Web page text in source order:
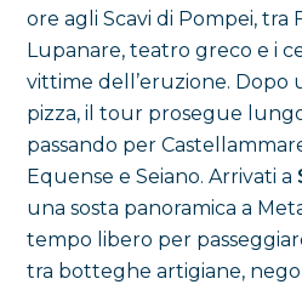
ore agli Scavi di Pompei, tra
Lupanare, teatro greco e i
vittime dell’eruzione. Dopo
pizza, il tour prosegue
passando per
Equense e Seiano. Arrivati a
una sosta panoramica a
tempo libero per
tra botteghe artigiane,